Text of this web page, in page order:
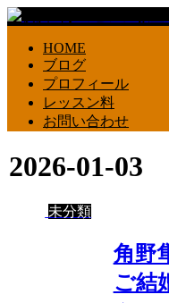
HOME
ブログ
プロフィール
レッスン料
お問い合わせ
2026-01-03
未分類
角野
ご結